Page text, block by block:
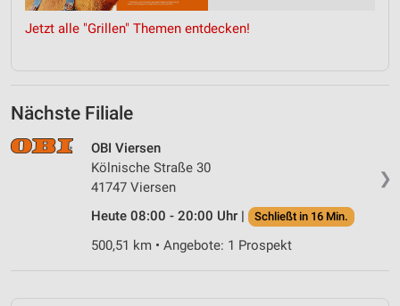
Jetzt alle "Grillen" Themen entdecken!
Nächste Filiale
❯
OBI Viersen
Kölnische Straße 30
41747 Viersen
Heute 08:00 - 20:00 Uhr |
Schließt in 16 Min.
500,51 km • Angebote: 1 Prospekt